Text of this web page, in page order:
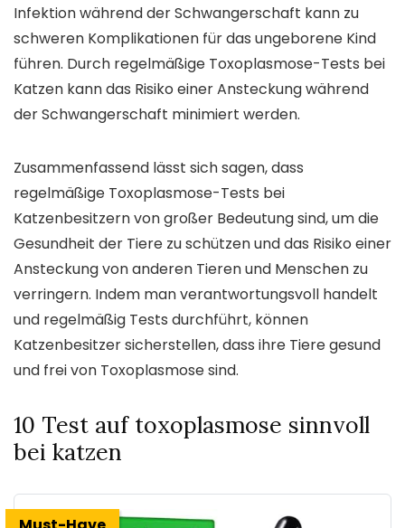
Infektion während der Schwangerschaft kann zu
schweren Komplikationen für das ungeborene Kind
führen. Durch regelmäßige Toxoplasmose-Tests bei
Katzen kann das Risiko einer Ansteckung während
der Schwangerschaft minimiert werden.
Zusammenfassend lässt sich sagen, dass
regelmäßige Toxoplasmose-Tests bei
Katzenbesitzern von großer Bedeutung sind, um die
Gesundheit der Tiere zu schützen und das Risiko einer
Ansteckung von anderen Tieren und Menschen zu
verringern. Indem man verantwortungsvoll handelt
und regelmäßig Tests durchführt, können
Katzenbesitzer sicherstellen, dass ihre Tiere gesund
und frei von Toxoplasmose sind.
10 Test auf toxoplasmose sinnvoll
bei katzen